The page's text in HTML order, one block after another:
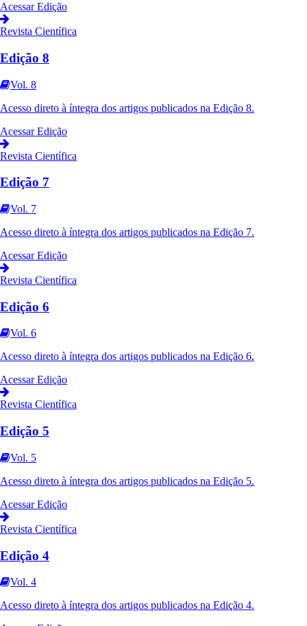
Acessar Edição
Revista Científica
Edição 8
Vol. 8
Acesso direto à íntegra dos artigos publicados na Edição 8.
Acessar Edição
Revista Científica
Edição 7
Vol. 7
Acesso direto à íntegra dos artigos publicados na Edição 7.
Acessar Edição
Revista Científica
Edição 6
Vol. 6
Acesso direto à íntegra dos artigos publicados na Edição 6.
Acessar Edição
Revista Científica
Edição 5
Vol. 5
Acesso direto à íntegra dos artigos publicados na Edição 5.
Acessar Edição
Revista Científica
Edição 4
Vol. 4
Acesso direto à íntegra dos artigos publicados na Edição 4.